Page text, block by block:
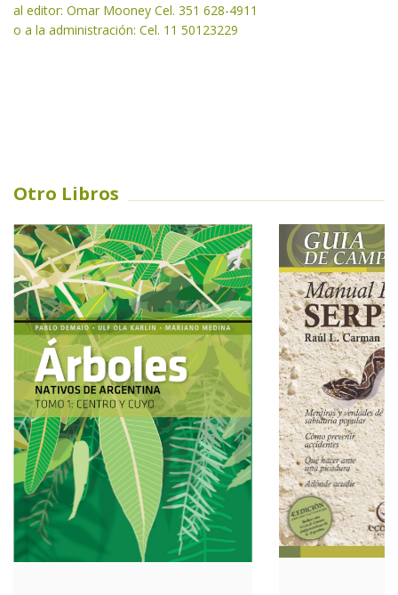
al editor: Omar Mooney Cel. 351 628-4911
o a la administración: Cel. 11 50123229
Otro Libros